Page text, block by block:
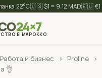
22°C🇺🇸 $1 = 9.12 MAD🇪🇺 €1
24×7
В МАРОККО
и бизнес › Proline ›
👌